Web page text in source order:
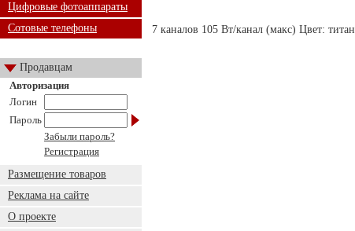
Цифровые фотоаппараты
Сотовые телефоны
Продавцам
Авторизация
Логин
Пароль
Забыли пароль?
Регистрация
Размещение товаров
Реклама на сайте
О проекте
7 каналов 105 Вт/канал (макс) Цвет: титан